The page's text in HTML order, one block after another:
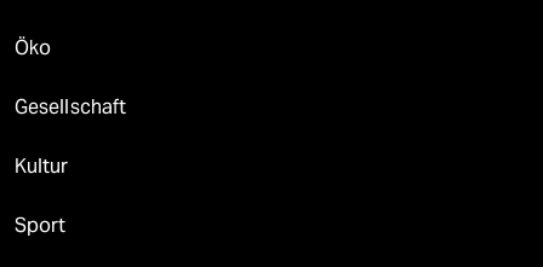
Öko
Gesellschaft
Kultur
Sport